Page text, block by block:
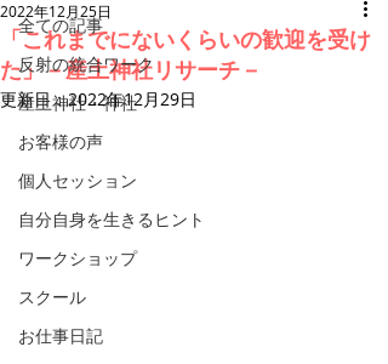
全ての記事
反射の統合ワーク
産土神社・神社
お客様の声
個人セッション
自分自身を生きるヒント
ワークショップ
スクール
お仕事日記
「これまでにないくらいの歓迎を受け
た」－産土神社リサーチ－
2022年12月25日
更新日：2022年12月29日